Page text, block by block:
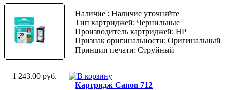
Наличие : Наличие уточняйте
Тип картриджей: Чернильные
Производитель картриджей: HP
Признак оригинальности: Оригинальный
Принцип печати: Струйный
1 243.00 руб.
Картридж Canon 712